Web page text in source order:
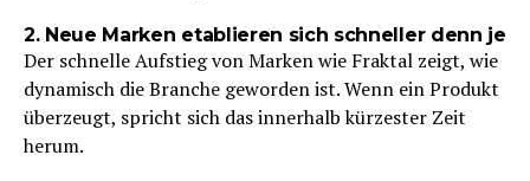
2. Neue Marken etablieren sich schneller denn je
Der schnelle Aufstieg von Marken wie Fraktal zeigt, wie
dynamisch die Branche geworden ist. Wenn ein Produkt
überzeugt, spricht sich das innerhalb kürzester Zeit
herum.